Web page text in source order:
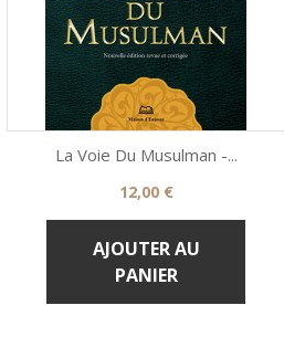
 Aperçu rapide
La Voie Du Musulman -...
Prix
12,00 €
AJOUTER AU
PANIER